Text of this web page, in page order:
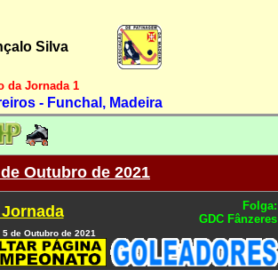
Silva
da Jornada 1
- Funchal, Madeira
Outubro de 2021
Folga:
GDC Fânzeres
5 de Outubro de 2021